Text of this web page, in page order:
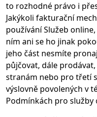
to rozhodné právo i
Jakýkoli fakturační
používání Služeb
ním ani se ho jinak
jeho část nesmíte
půjčovat, dále
stranám nebo pro třetí
výslovně povolených v
Podmínkách pro služby